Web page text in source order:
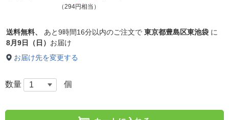
（294円相当）
送料無料、 あと9時間16分以内のご注文で 東京都豊島区東池袋 に
8月9日（日） お届け
お届け先を変更する
数量 個